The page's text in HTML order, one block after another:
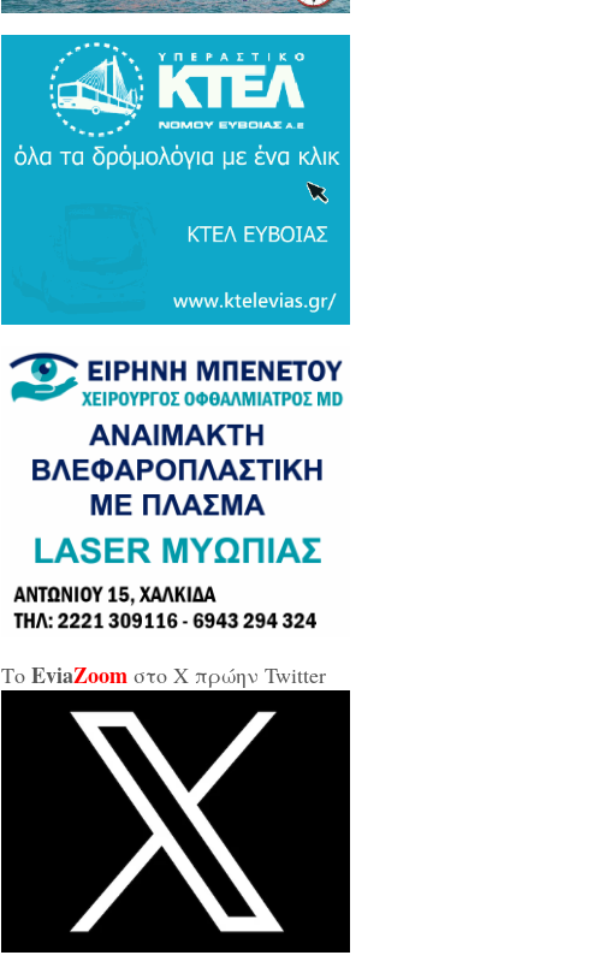
Βάκα Gate: Την περίμεναν στη
συνεδρίαση λογοδοσίας και αυτή
μοίραζε μετάλλια και έβλεπε τον
Παναθηναϊκό στο μπάσκετ / Τα άδεια
έδρανα της ξεφτίλας! (ΦΩΤΟ)
μπανανία του Μητσοτάκη, στο
κράτος δικαίου ο Εισαγγελέας του
Αρείου Πάγου θα έπρεπε να τιμωρηθεί
παραδειγματικά...»
«Δώσε και σε εμένα μπάρμπα...»
Χαλκίδα: Άρον άρον την κοπάνησε η
Διοικήτρια της ΔΥΠΑ από το
«αμαρτωλό» Επιμελητήριο Εύβοιας /
«Ήταν προσβλητική, ειρωνική και
απαξιωτική προς τους εργαζόμενους...»
Μύδροι της αντιπολίτευσης για τις νέες
Τζαβέλλας αθώωσε και τον εαυτό του,
καταπάτησε βάναυσα το ήδη
κακοποιημένο κράτος δικαίου με μία
πραξικοματική διάταξη, θα κληθούν
για να λογοδοτήσουν και πρωτίστως ο
διευθύνων και αυτού του εγκλήματος
κ.Μητσοτάκης...»
Χαλκίδα: Δείτε ζωντανά την κίνηση
στη Παλαιά Γέφυρα (LIVE ΕΙΚΟΝΑ)
Το EviaZoom στο X πρώην Twitter